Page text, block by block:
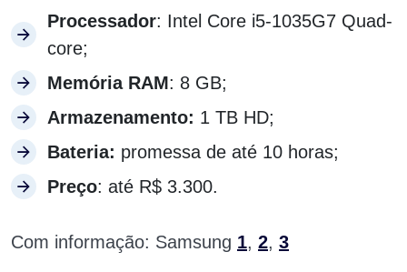
Processador: Intel Core i5-1035G7 Quad-
core;
Memória RAM: 8 GB;
Armazenamento: 1 TB HD;
Bateria: promessa de até 10 horas;
Preço: até R$ 3.300.
Com informação: Samsung 1, 2, 3